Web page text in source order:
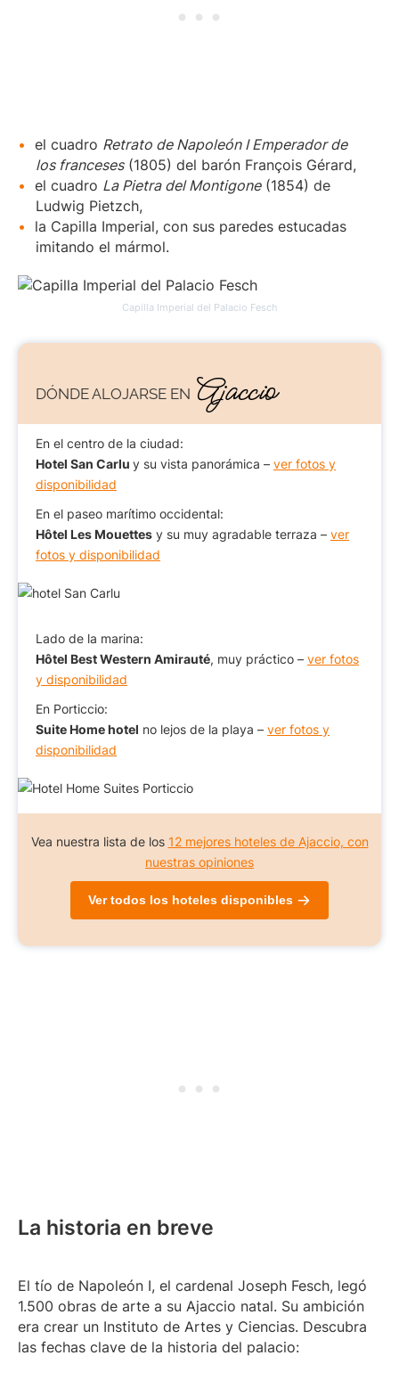
el cuadro Retrato de Napoleón I Emperador de
los franceses(1805) del barón François Gérard,
el cuadro La Pietra del Montigone(1854) de
Ludwig Pietzch,
la Capilla Imperial, con sus paredes estucadas
imitando el mármol.
Capilla Imperial del Palacio Fesch
DÓNDE ALOJARSE EN Ajaccio
En el centro de la ciudad:
Hotel San Carlu y su vista panorámica – ver fotos y
disponibilidad
En el paseo marítimo occidental:
Hôtel Les Mouettes y su muy agradable terraza – ver
fotos y disponibilidad
Lado de la marina:
Hôtel Best Western Amirauté, muy práctico – ver fotos
y disponibilidad
En Porticcio:
Suite Home hotel no lejos de la playa – ver fotos y
disponibilidad
Vea nuestra lista de los 12 mejores hoteles de Ajaccio, con
nuestras opiniones
Ver todos los hoteles disponibles
La historia en breve
El tío de Napoleón I, el cardenal Joseph Fesch, legó
1.500 obras de arte a su Ajaccio natal. Su ambición
era crear un Instituto de Artes y Ciencias. Descubra
las fechas clave de la historia del palacio: